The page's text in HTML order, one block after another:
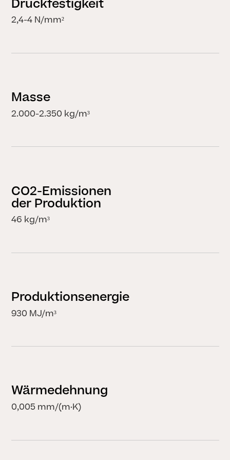
Druckfestigkeit
2,4-4 N/mm²
Masse
2.000-2.350 kg/m³
CO2-Emissionen
der Produktion
46 kg/m³
Produktionsenergie
930 MJ/m³
Wärmedehnung
0,005 mm/(m·K)